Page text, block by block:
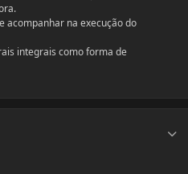
acompanhar na execução do
integrais como forma de